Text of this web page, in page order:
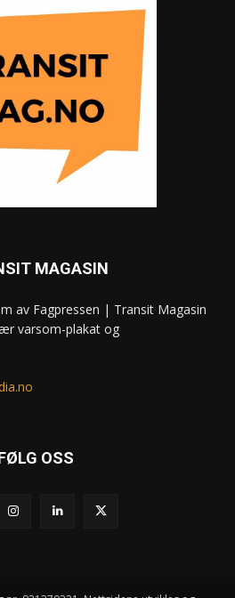
MAGASIN
av Fagpressen | Transit Magasin
varsom-plakat og
OSS